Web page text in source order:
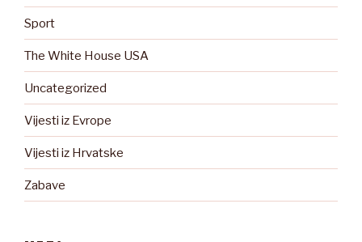
Sport
The White House USA
Uncategorized
Vijesti iz Evrope
Vijesti iz Hrvatske
Zabave